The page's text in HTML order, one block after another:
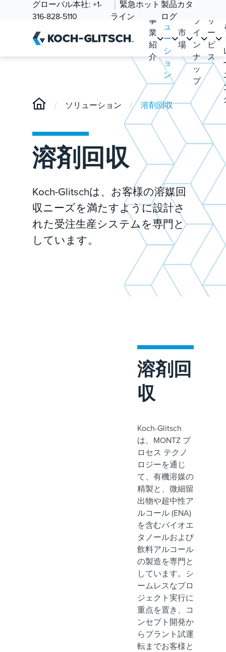
グローバル本社: +1-
316-828-5110
緊急ホット
ライン
製品カタ
ログ
事
業
紹
介
リ
ュ
ー
シ
ョ
ン
市
場
ラ
イ
ン
ナ
ッ
プ
サ
ー
ビ
ス
/ ソリューション / 溶剤回収
溶剤回収
Koch-Glitschは、お客様の溶媒回
収ニーズを満たすように設計さ
れた受注生産システムを専門と
しています。
溶剤回
収
Koch-Glitsch
は、MONTZ プ
ロセス テクノ
ロジーを通じ
て、有機溶媒の
精製と、微細留
出物や超中性ア
ルコール (ENA)
を含むバイオエ
タノールおよび
飲料アルコール
の製造を専門と
しています。シ
ームレスなプロ
ジェクト実行に
重点を置き、コ
ンセプト開発か
らプラント試運
転までお客様と